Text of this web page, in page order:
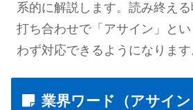
系的に解説します。読み終え
打ち合わせで「アサイン」と
わず対応できるようになります
業界ワード（アサイン